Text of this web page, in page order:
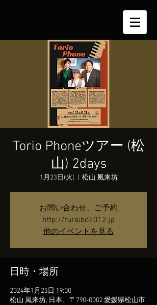
Torio Phoneツアー (松
山) 2days
1月23日(火) 松山 風来坊
お問い合わせ、ご予約
http://furaibo2012.jp
他のイベントを見る
日時・場所
2024年1月23日 19:00
松山 風来坊, 日本、〒790-0002 愛媛県松山市